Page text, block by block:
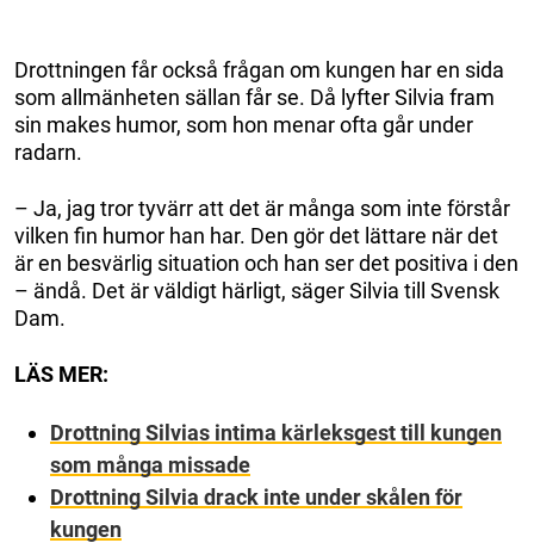
Drottningen får också frågan om kungen har en sida
som allmänheten sällan får se. Då lyfter Silvia fram
sin makes humor, som hon menar ofta går under
radarn.
– Ja, jag tror tyvärr att det är många som inte förstår
vilken fin humor han har. Den gör det lättare när det
är en besvärlig situation och han ser det positiva i den
– ändå. Det är väldigt härligt, säger Silvia till Svensk
Dam.
LÄS MER:
Drottning Silvias intima kärleksgest till kungen
som många missade
Drottning Silvia drack inte under skålen för
kungen